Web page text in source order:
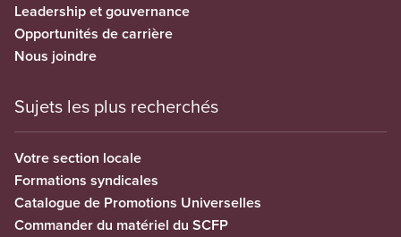
Leadership et gouvernance
Opportunités de carrière
Nous joindre
Sujets les plus recherchés
Votre section locale
Formations syndicales
Catalogue de Promotions Universelles
Commander du matériel du SCFP